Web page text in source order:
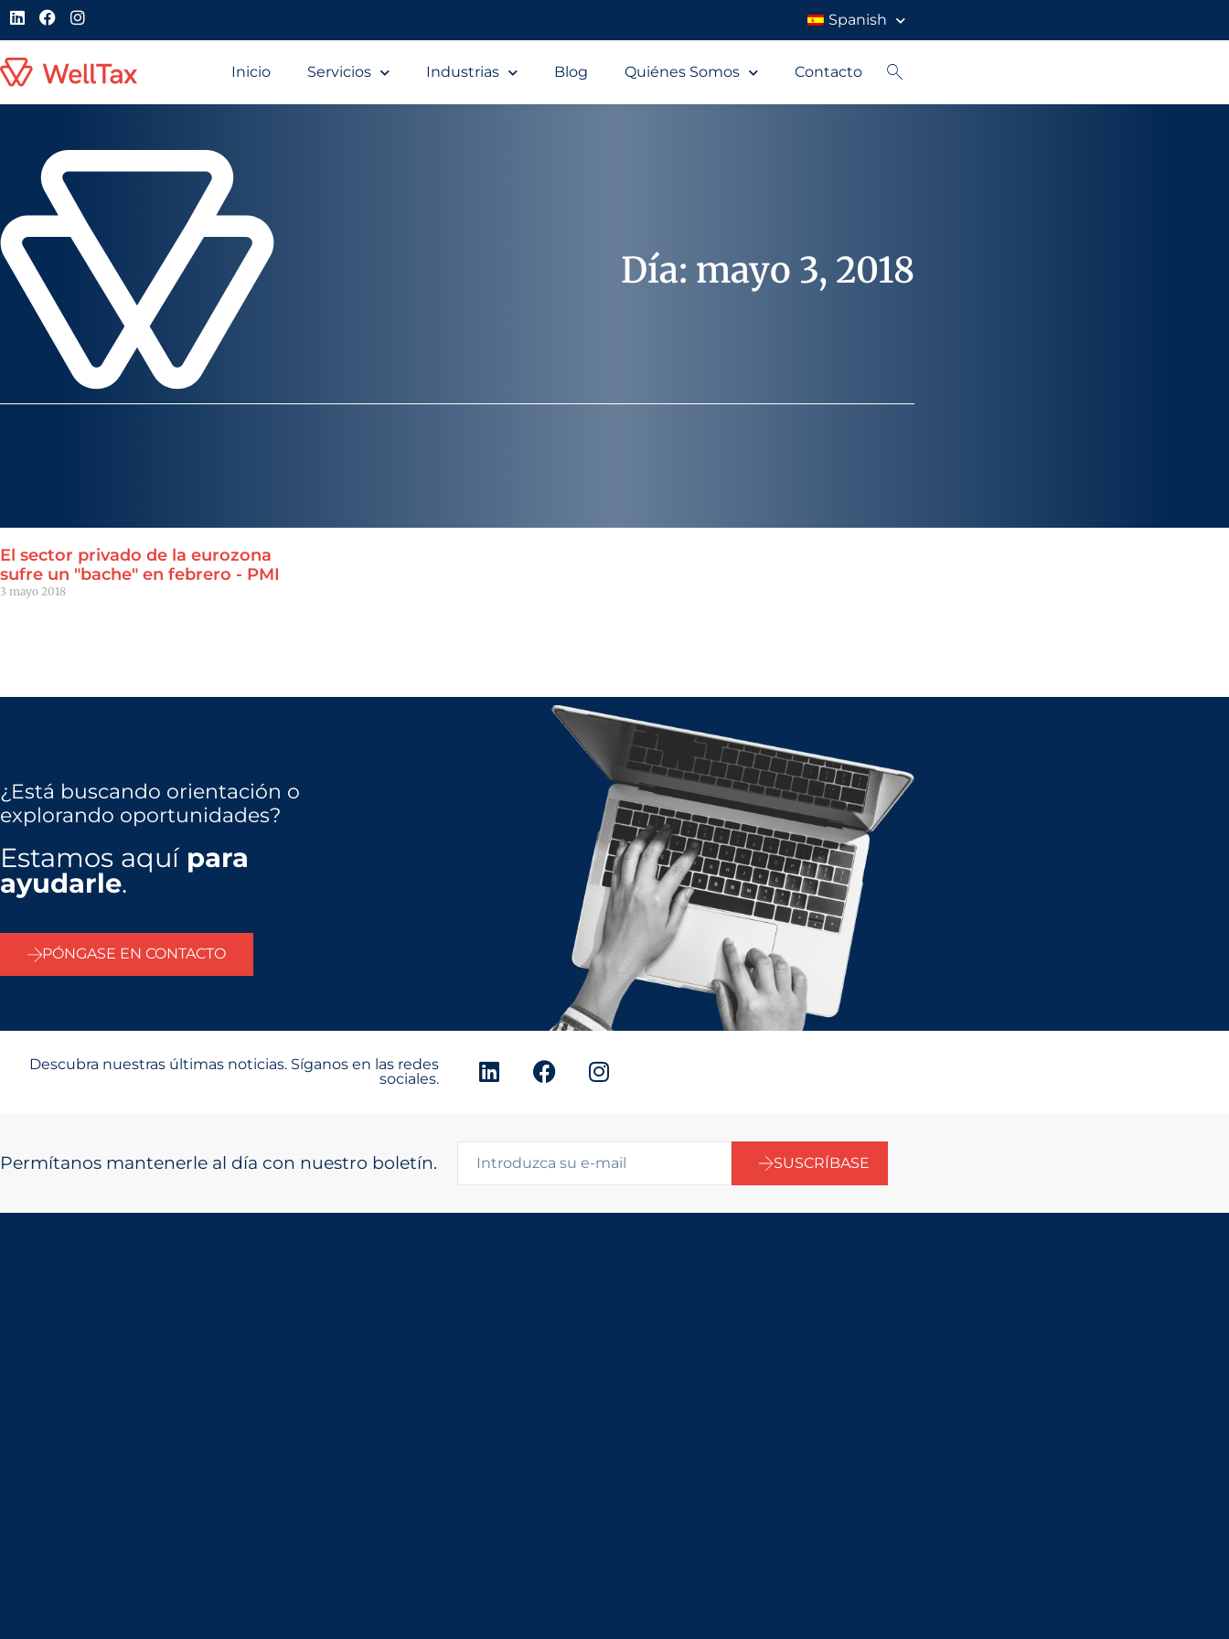
Spanish
Inicio Servicios Industrias Blog Quiénes Somos Contacto
Día: mayo 3, 2018
El sector privado de la eurozona
sufre un "bache" en febrero - PMI
3 mayo 2018
¿Está buscando orientación o
explorando oportunidades?
Estamos aquí para
ayudarle.
PÓNGASE EN CONTACTO
Descubra nuestras últimas noticias. Síganos en las redes
sociales.
Permítanos mantenerle al día con nuestro boletín. SUSCRÍBASE